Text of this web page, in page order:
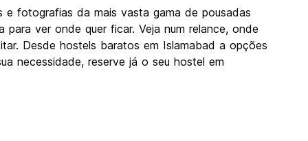
fotografias da mais vasta gama de pousadas
ver onde quer ficar. Veja num relance, onde
Desde hostels baratos em Islamabad a opções
necessidade, reserve já o seu hostel em